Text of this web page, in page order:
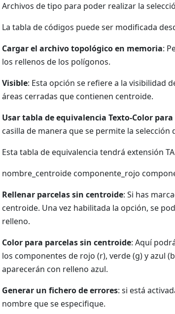
Archivos de tipo para poder realizar la
La tabla de códigos puede ser modificada
Cargar el archivo topológico en memoria:
los rellenos de los polígonos.
Visible: Esta opción se refiere a la visibilidad
áreas cerradas que contienen centroide.
Usar tabla de equivalencia Texto-Color
casilla de manera que se permite la
Esta tabla de equivalencia tendrá extensión
nombre_centroide componente_rojo
Rellenar parcelas sin centroide: Si has
centroide. Una vez habilitada la opción, se
relleno.
Color para parcelas sin centroide: Aquí
los componentes de rojo (r), verde (g) y azul
aparecerán con relleno azul.
Generar un fichero de errores: si está
nombre que se especifique.